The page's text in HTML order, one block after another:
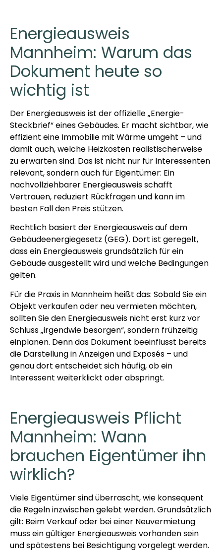
Energieausweis
Mannheim: Warum das
Dokument heute so
wichtig ist
Der Energieausweis ist der offizielle „Energie-
Steckbrief“ eines Gebäudes. Er macht sichtbar, wie
effizient eine Immobilie mit Wärme umgeht – und
damit auch, welche Heizkosten realistischerweise
zu erwarten sind. Das ist nicht nur für Interessenten
relevant, sondern auch für Eigentümer: Ein
nachvollziehbarer Energieausweis schafft
Vertrauen, reduziert Rückfragen und kann im
besten Fall den Preis stützen.
Rechtlich basiert der Energieausweis auf dem
Gebäudeenergiegesetz (GEG). Dort ist geregelt,
dass ein Energieausweis grundsätzlich für ein
Gebäude ausgestellt wird und welche Bedingungen
gelten.
Für die Praxis in Mannheim heißt das: Sobald Sie ein
Objekt verkaufen oder neu vermieten möchten,
sollten Sie den Energieausweis nicht erst kurz vor
Schluss „irgendwie besorgen“, sondern frühzeitig
einplanen. Denn das Dokument beeinflusst bereits
die Darstellung in Anzeigen und Exposés – und
genau dort entscheidet sich häufig, ob ein
Interessent weiterklickt oder abspringt.
Energieausweis Pflicht
Mannheim: Wann
brauchen Eigentümer ihn
wirklich?
Viele Eigentümer sind überrascht, wie konsequent
die Regeln inzwischen gelebt werden. Grundsätzlich
gilt: Beim Verkauf oder bei einer Neuvermietung
muss ein gültiger Energieausweis vorhanden sein
und spätestens bei Besichtigung vorgelegt werden.